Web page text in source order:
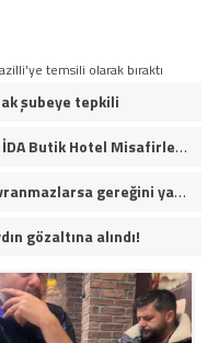
temsili olarak bıraktı
şubeye tepkili
Kazdağları’nın Gözdesi Antik Manastır İDA Butik Hotel Misafirlerinden Tam Not Alıyor
Trump’tan İran açıklaması: “Uygun davranmazlarsa gereğini yaparım”
gözaltına alındı!